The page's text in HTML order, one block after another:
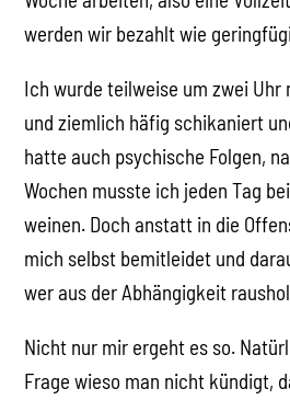
werden wir bezahlt wie
Ich wurde teilweise um zwei Uhr
und ziemlich häfig schikaniert
hatte auch psychische Folgen,
Wochen musste ich jeden Tag
weinen. Doch anstatt in die
mich selbst bemitleidet und
wer aus der Abhängigkeit
Nicht nur mir ergeht es so.
Frage wieso man nicht kündigt,